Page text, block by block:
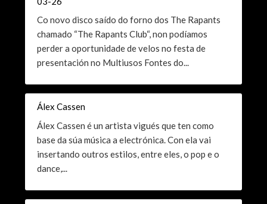
Co novo disco saído do forno dos The Rapants
chamado “The Rapants Club“, non podíamos
perder a oportunidade de velos no festa de
presentación no Multiusos Fontes do...
Álex Cassen
Álex Cassen é un artista vigués que ten como
base da súa música a electrónica. Con ela vai
insertando outros estilos, entre eles, o pop e o
dance,...